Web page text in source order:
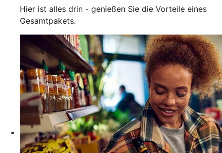
Hier ist alles drin - genießen Sie die Vorteile eines
Gesamtpakets.